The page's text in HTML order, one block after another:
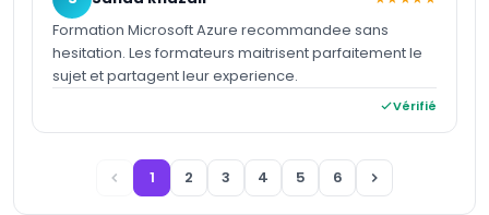
Formation Microsoft Azure recommandee sans
hesitation. Les formateurs maitrisent parfaitement le
sujet et partagent leur experience.
Vérifié
1 2 3 4 5 6